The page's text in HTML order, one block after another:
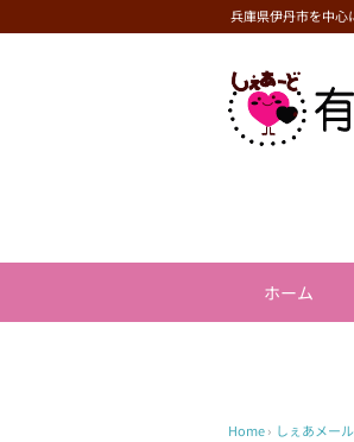
兵庫県伊丹市を中心
ホーム
Home› しぇあメー